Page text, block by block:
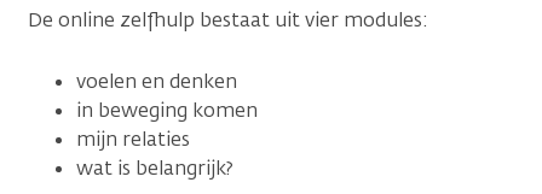
De online zelfhulp bestaat uit vier modules:
voelen en denken
in beweging komen
mijn relaties
wat is belangrijk?